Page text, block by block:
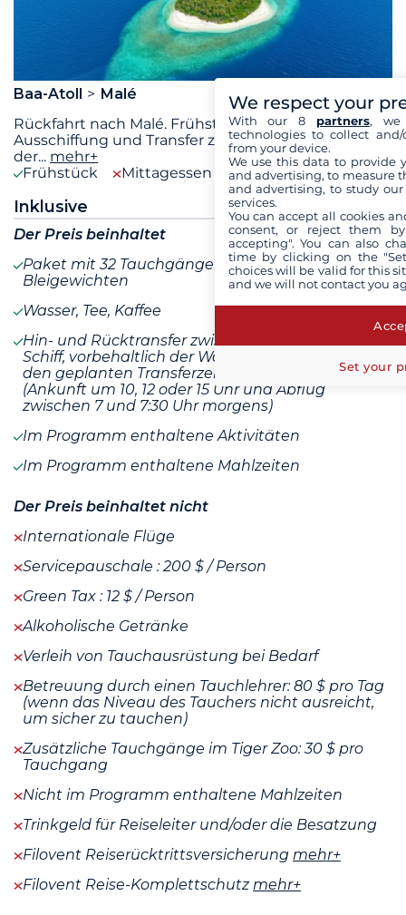
Baa-Atoll
Malé
Rückfahrt nach Malé. Frühstück an Bord,
Ausschiffung und Transfer zum Flughafen. Ende
der... mehr+
Frühstück
Mittagessen Abendessen
Inklusive
Der Preis beinhaltet
Paket mit 32 Tauchgängen, 12-Liter-Flasche und
Bleigewichten
Wasser, Tee, Kaffee
Hin- und Rücktransfer zwischen Flughafen und
Schiff, vorbehaltlich der Wahl von Flügen, die mit
den geplanten Transferzeiten vereinbar sind
(Ankunft um 10, 12 oder 15 Uhr und Abflug
zwischen 7 und 7:30 Uhr morgens)
Im Programm enthaltene Aktivitäten
Im Programm enthaltene Mahlzeiten
Der Preis beinhaltet nicht
Internationale Flüge
Servicepauschale : 200 $ / Person
Green Tax : 12 $ / Person
Alkoholische Getränke
Verleih von Tauchausrüstung bei Bedarf
Betreuung durch einen Tauchlehrer: 80 $ pro Tag
(wenn das Niveau des Tauchers nicht ausreicht,
um sicher zu tauchen)
Zusätzliche Tauchgänge im Tiger Zoo: 30 $ pro
Tauchgang
Nicht im Programm enthaltene Mahlzeiten
Trinkgeld für Reiseleiter und/oder die Besatzung
Filovent Reiserücktrittsversicherung mehr+
Filovent Reise-Komplettschutz mehr+
We respect your
With our 8 partners, we
technologies to collect
from your device.
We use this data to provide
and advertising, to measure
and advertising, to study
services.
You can accept all cookies
consent, or reject them
accepting". You can also
time by clicking on the
choices will be valid for this
and we will not contact you
Set your